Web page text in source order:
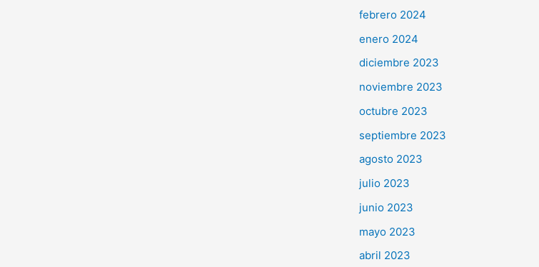
febrero 2024
enero 2024
diciembre 2023
noviembre 2023
octubre 2023
septiembre 2023
agosto 2023
julio 2023
junio 2023
mayo 2023
abril 2023